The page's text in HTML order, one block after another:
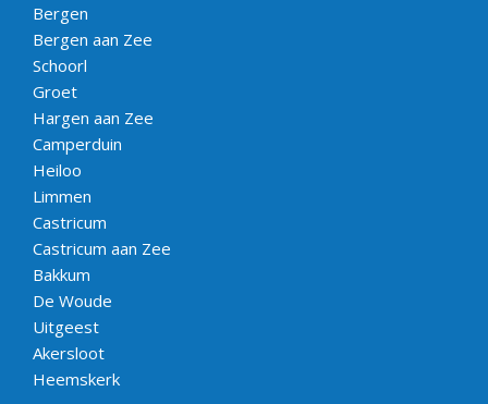
Bergen
Bergen aan Zee
Schoorl
Groet
Hargen aan Zee
Camperduin
Heiloo
Limmen
Castricum
Castricum aan Zee
Bakkum
De Woude
Uitgeest
Akersloot
Heemskerk